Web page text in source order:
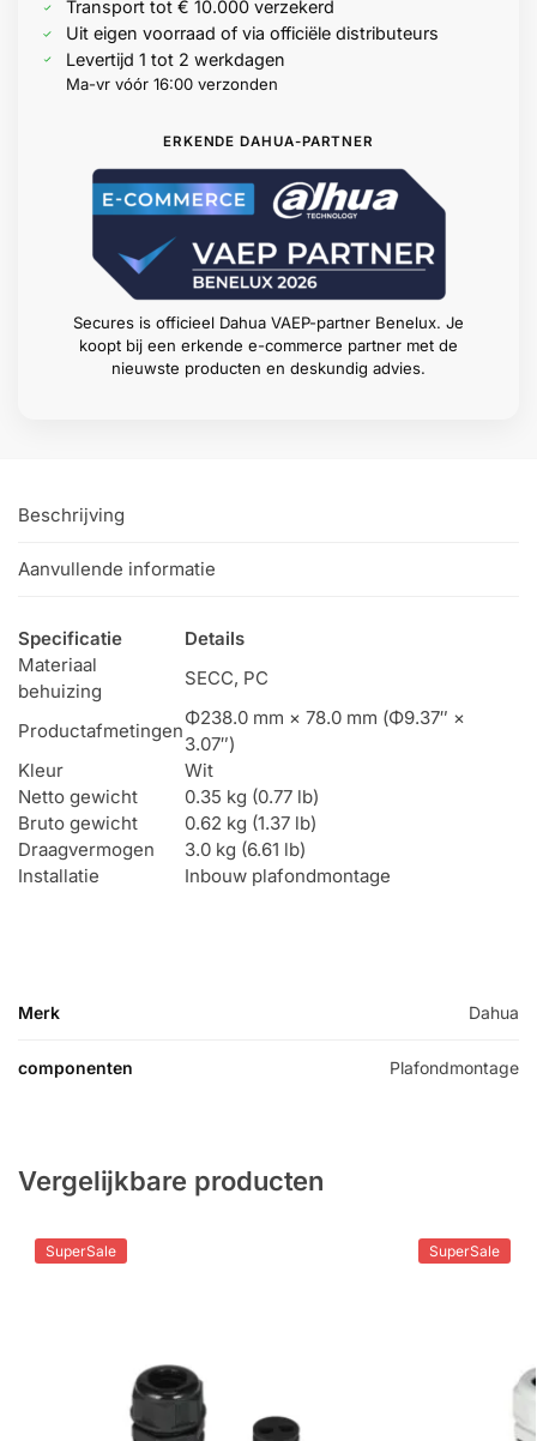
Transport tot € 10.000 verzekerd
Uit eigen voorraad of via officiële distributeurs
Levertijd 1 tot 2 werkdagen
Ma-vr vóór 16:00 verzonden
ERKENDE DAHUA-PARTNER
Secures is officieel Dahua VAEP-partner Benelux. Je
koopt bij een erkende e-commerce partner met de
nieuwste producten en deskundig advies.
Beschrijving
Aanvullende informatie
Specificatie
Details
Materiaal
behuizing
SECC, PC
Productafmetingen
Φ238.0 mm × 78.0 mm (Φ9.37″ ×
3.07″)
Kleur
Wit
Netto gewicht
0.35 kg (0.77 lb)
Bruto gewicht
0.62 kg (1.37 lb)
Draagvermogen
3.0 kg (6.61 lb)
Installatie
Inbouw plafondmontage
Merk Dahua
componenten Plafondmontage
Vergelijkbare producten
SuperSale SuperSale